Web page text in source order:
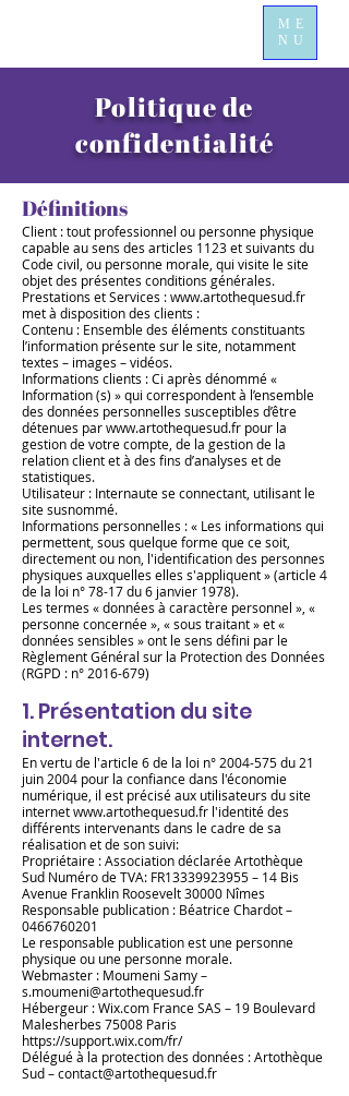
ME
NU
Politique de
confidentialité
Définitions
Client : tout professionnel ou personne physique
capable au sens des articles 1123 et suivants du
Code civil, ou personne morale, qui visite le site
objetdes présentes conditions générales.
Prestations et Services :www.artothequesud.fr
met à disposition des clients :
Contenu : Ensemble des éléments constituants
l’information présente sur le site, notamment
textes – images – vidéos.
Informations clients : Ci après dénommé «
Information (s) » qui correspondent à l’ensemble
des données personnelles susceptibles d’être
détenues parwww.artothequesud.fr pour la
gestion de votre compte, de la gestion de la
relation client et à des fins d’analyses et de
statistiques.
Utilisateur : Internaute se connectant, utilisant le
site susnommé.
Informations personnelles : « Les informations qui
permettent, sous quelque forme que ce soit,
directement ou non, l'identification des personnes
physiques auxquelles elles s'appliquent » (article 4
de la loi n° 78-17 du 6 janvier 1978).
Les termes « données à caractère personnel », «
personne concernée », « sous traitant » et «
données sensibles » ont le sens défini par le
Règlement Général sur la Protection des Données
(RGPD : n° 2016-679)
1. Présentation du site
internet.
En vertu de l'article 6 de la loi n° 2004-575du 21
juin 2004 pour la confiance dans l'économie
numérique, il est précisé aux utilisateurs du site
internetwww.artothequesud.fr l'identité des
différents intervenants dans le cadre de sa
réalisation et de son suivi:
Propriétaire : Association déclarée Artothèque
Sud Numéro de TVA: FR13339923955 – 14 Bis
Avenue Franklin Roosevelt 30000 Nîmes
Responsable publication : Béatrice Chardot –
0466760201
Le responsable publication est une personne
physique ou une personne morale.
Webmaster : Moumeni Samy –
s.moumeni@artothequesud.fr
Hébergeur : Wix.com France SAS – 19 Boulevard
Malesherbes 75008 Paris
https://support.wix.com/fr/
Délégué à la protection des données : Artothèque
Sud – contact@artothequesud.fr